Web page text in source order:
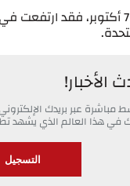
ومع ذلك، في حين أن مكانة الصين في إسرائيل
الأخبار!
مباشرة عبر بريدك
في هذا العالم الذي يشهد